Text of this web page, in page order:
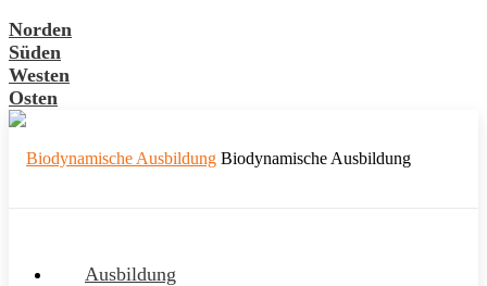
Norden
Süden
Westen
Osten
Biodynamische Ausbildung
Ausbildung